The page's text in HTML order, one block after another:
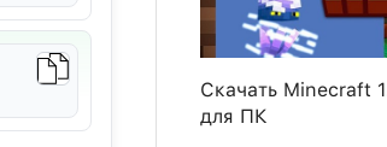
Скачать Minecraft
для ПК